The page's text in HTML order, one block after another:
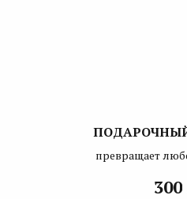
превращает
300